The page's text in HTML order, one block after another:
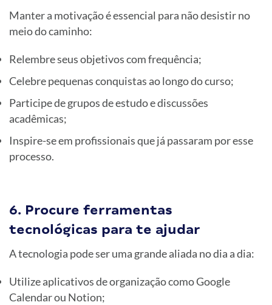
Manter a motivação é essencial para não desistir no
meio do caminho:
Relembre seus objetivos com frequência;
Celebre pequenas conquistas ao longo do curso;
Participe de grupos de estudo e discussões
acadêmicas;
Inspire-se em profissionais que já passaram por esse
processo.
6. Procure ferramentas
tecnológicas para te ajudar
A tecnologia pode ser uma grande aliada no dia a dia:
Utilize aplicativos de organização como Google
Calendar ou Notion;